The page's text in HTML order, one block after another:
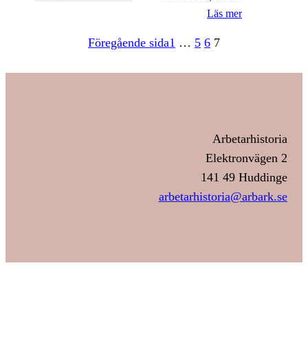
Läs mer
Föregående sida1 … 5 6 7
Arbetarhistoria
Elektronvägen 2
141 49 Huddinge
arbetarhistoria@arbark.se